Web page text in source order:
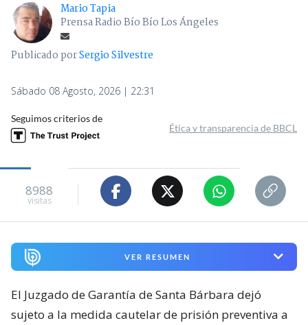
Mario Tapia
Prensa Radio Bío Bío Los Ángeles
Publicado porSergio Silvestre
Sábado 08 Agosto, 2026 | 22:31
Seguimos criterios de
Ética y transparencia de BBCL
8988
visitas
VER RESUMEN
El Juzgado de Garantía de Santa Bárbara dejó
sujeto a la medida cautelar de prisión preventiva a